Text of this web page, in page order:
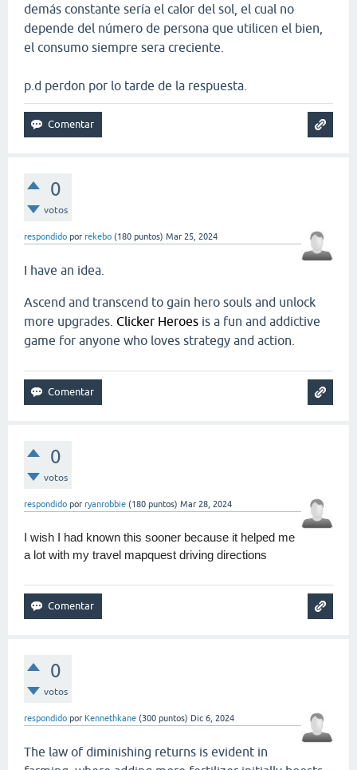
demás constante sería el calor del sol, el cual no
depende del número de persona que utilicen el bien,
el consumo siempre sera creciente.
p.d perdon por lo tarde de la respuesta.
0
votos
respondido por rekebo (180 puntos) Mar 25, 2024
I have an idea.
Ascend and transcend to gain hero souls and unlock
more upgrades. Clicker Heroes is a fun and addictive
game for anyone who loves strategy and action.
0
votos
respondido por ryanrobbie (180 puntos) Mar 28, 2024
I wish I had known this sooner because it helped me
a lot with my travel mapquest driving directions
0
votos
respondido por Kennethkane (300 puntos) Dic 6, 2024
The law of diminishing returns is evident in